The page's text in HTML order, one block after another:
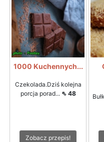
1000 Kuchennych...
Czekolada.Dziś kolejna
porcja porad... ⇖ 48
Zobacz przepis!